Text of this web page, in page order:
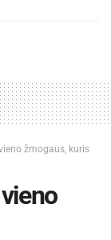
žmogaus, kuris